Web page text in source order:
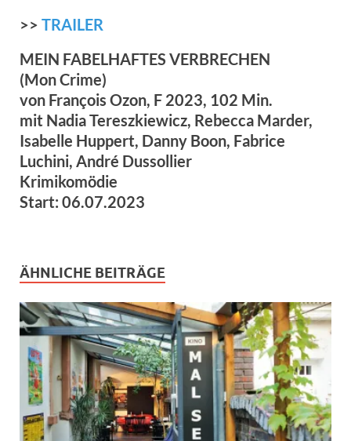
>> TRAILER
MEIN FABELHAFTES VERBRECHEN
(Mon Crime)
von François Ozon, F 2023, 102 Min.
mit Nadia Tereszkiewicz, Rebecca Marder,
Isabelle Huppert, Danny Boon, Fabrice
Luchini, André Dussollier
Krimikomödie
Start: 06.07.2023
ÄHNLICHE BEITRÄGE